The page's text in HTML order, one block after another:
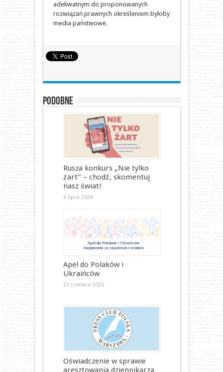
adekwatnym do proponowanych
rozwiązań prawnych określeniem byłoby
media państwowe.
Podobne
Rusza konkurs „Nie tylko
żart” – chodź, skomentuj
nasz świat!
6 lipca 2026
Apel do Polaków i
Ukraińców
23 czerwca 2026
Oświadczenie w sprawie
aresztowania dziennikarza